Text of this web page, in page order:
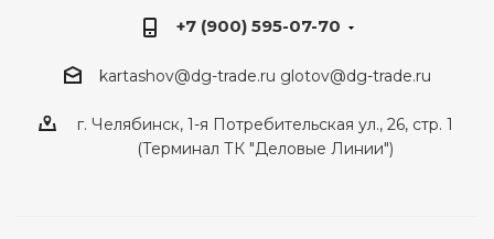
+7 (900) 595-07-70
kartashov@dg-trade.ru glotov@dg-trade.ru
г. Челябинск, 1-я Потребительская ул., 26, стр. 1
(Терминал ТК "Деловые Линии")